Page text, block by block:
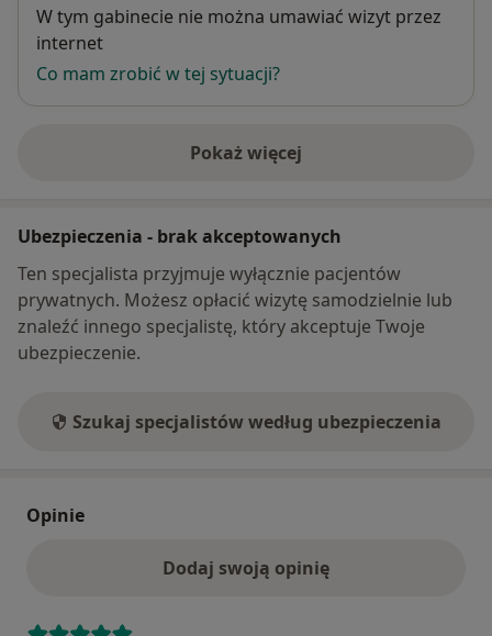
Dostępność
W tym gabinecie nie można umawiać wizyt przez
internet
Co mam zrobić w tej sytuacji?
Pokaż więcej
o adresie
Ubezpieczenia - brak akceptowanych
Ten specjalista przyjmuje wyłącznie pacjentów
prywatnych. Możesz opłacić wizytę samodzielnie lub
znaleźć innego specjalistę, który akceptuje Twoje
ubezpieczenie.
Szukaj specjalistów według ubezpieczenia
Opinie
Dodaj swoją opinię